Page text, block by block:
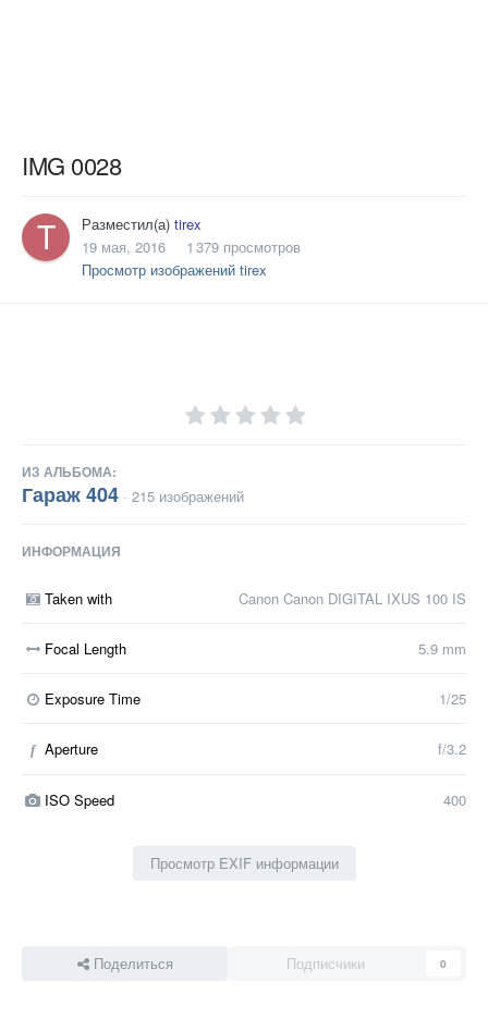
IMG 0028
Разместил(а) tirex
19 мая, 2016
1 379 просмотров
Просмотр изображений tirex
ИЗ АЛЬБОМА:
Гараж 404 · 215 изображений
ИНФОРМАЦИЯ
Taken with Canon Canon DIGITAL IXUS 100 IS
Focal Length 5.9 mm
Exposure Time 1/25
f Aperture f/3.2
ISO Speed 400
Просмотр EXIF информации
Поделиться Подписчики 0